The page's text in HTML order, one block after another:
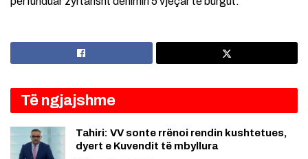
Të ngjajshme
Tahiri: VV sonte rrënoi rendin kushtetues,
dyert e Kuvendit të mbyllura